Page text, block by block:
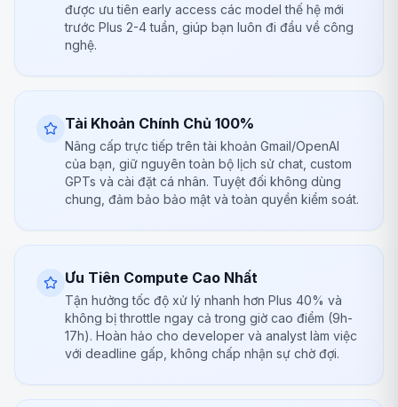
được ưu tiên early access các model thế hệ mới
trước Plus 2-4 tuần, giúp bạn luôn đi đầu về công
nghệ.
Tài Khoản Chính Chủ 100%
Nâng cấp trực tiếp trên tài khoản Gmail/OpenAI
của bạn, giữ nguyên toàn bộ lịch sử chat, custom
GPTs và cài đặt cá nhân. Tuyệt đối không dùng
chung, đảm bảo bảo mật và toàn quyền kiểm soát.
Ưu Tiên Compute Cao Nhất
Tận hưởng tốc độ xử lý nhanh hơn Plus 40% và
không bị throttle ngay cả trong giờ cao điểm (9h-
17h). Hoàn hảo cho developer và analyst làm việc
với deadline gấp, không chấp nhận sự chờ đợi.